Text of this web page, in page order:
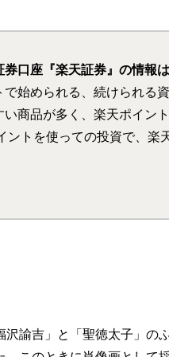
口座『楽天証券』の情報
始められる、続けられる
商品が多く、楽天ポイン
ントを使っての投資で、楽
諭吉」と「聖徳太子」の